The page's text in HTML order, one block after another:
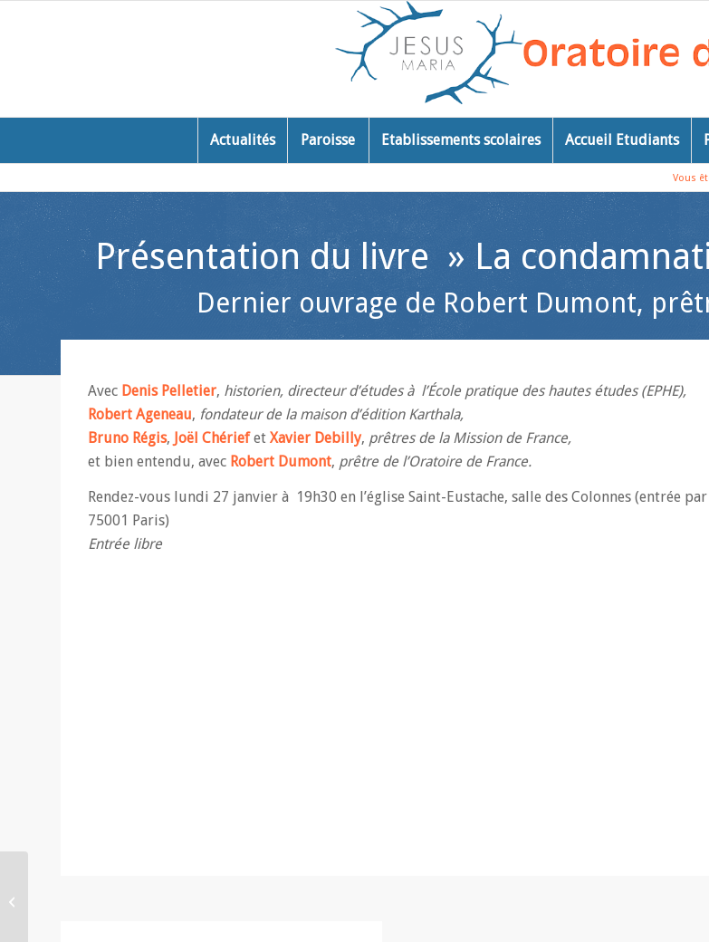
Actualités Paroisse Etablissements scolaires Accueil Etudiants
Vous
Présentation du livre » La
Dernier ouvrage de Robert Dumont,
Avec Denis Pelletier, historien, directeur d’études à l’École pratique des hautes études (EPHE),
Robert Ageneau, fondateur de la maison d’édition Karthala,
Bruno Régis, Joël Chériefet Xavier Debilly, prêtres de la Mission de France,
et bien entendu, avec Robert Dumont, prêtre de l’Oratoire de France.
Rendez-vous lundi 27 janvier à 19h30 en l’église Saint-Eustache, salle des Colonnes (entrée
75001 Paris)
Entrée libre